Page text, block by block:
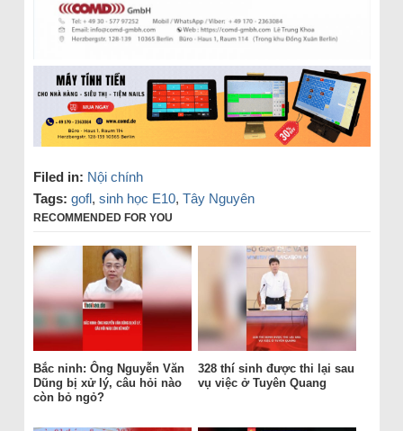
Filed in: Nội chính
Tags: gofl, sinh học E10, Tây Nguyên
RECOMMENDED FOR YOU
Bắc ninh: Ông Nguyễn Văn
Dũng bị xử lý, câu hỏi nào
còn bỏ ngỏ?
328 thí sinh được thi lại sau
vụ việc ở Tuyên Quang